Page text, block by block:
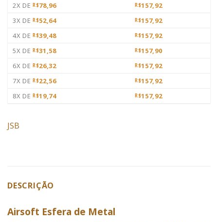
2X DE R$78,96 R$157,92
3X DE R$52,64 R$157,92
4X DE R$39,48 R$157,92
5X DE R$31,58 R$157,90
6X DE R$26,32 R$157,92
7X DE R$22,56 R$157,92
8X DE R$19,74 R$157,92
JSB
DESCRIÇÃO
Airsoft Esfera de Metal